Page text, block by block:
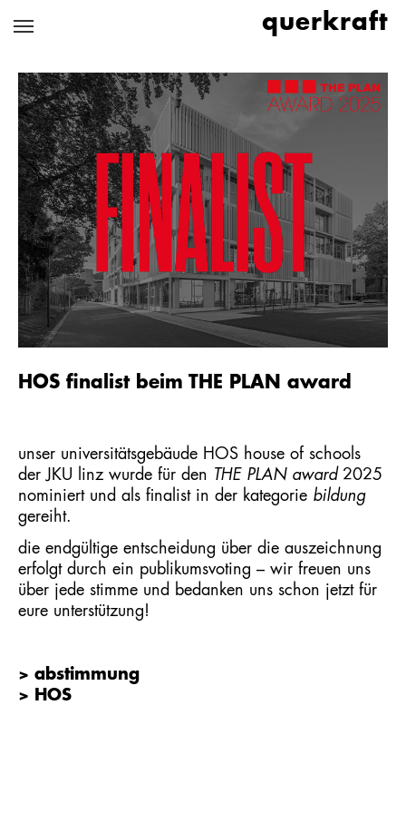
Hauptinhalt
querkraft
HOS finalist beim THE PLAN award
unser universitätsgebäude HOS house of schools
der JKU linz wurde für den THE PLAN award2025
nominiert und als finalist in der kategorie bildung
gereiht.
die endgültige entscheidung über die auszeichnung
erfolgt durch ein publikumsvoting – wir freuen uns
über jede stimme und bedanken uns schon jetzt für
eure unterstützung!
> abstimmung
> HOS